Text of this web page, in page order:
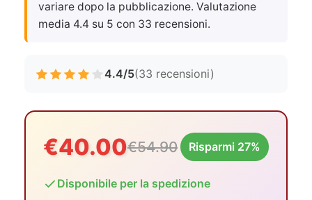
variare dopo la pubblicazione. Valutazione
media 4.4 su 5 con 33 recensioni.
4.4/5(33 recensioni)
€40.00€54.90 Risparmi 27%
Disponibile per la spedizione